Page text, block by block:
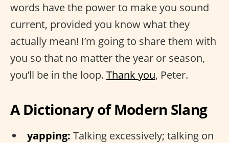
words have the power to make you sound
current, provided you know what they
actually mean! I’m going to share them with
you so that no matter the year or season,
you’ll be in the loop. Thank you, Peter.
A Dictionary of Modern Slang
yapping: Talking excessively; talking on